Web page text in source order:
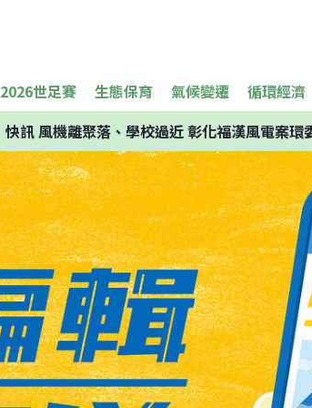
2026世足賽 生態保育 氣候變遷 循環經濟
快訊風機離聚落、學校過近 彰化福漢風電案環